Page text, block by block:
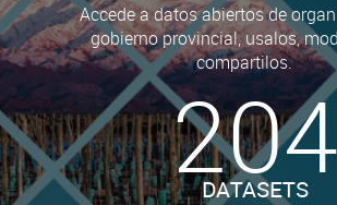
Accede a datos abiertos de
gobierno provincial, usalos,
compartilos.
204
DATASETS